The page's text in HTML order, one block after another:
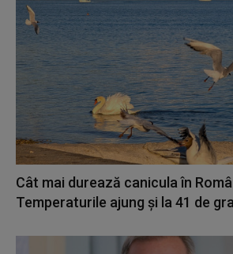
Cât mai durează canicula în
Temperaturile ajung și la 41 de